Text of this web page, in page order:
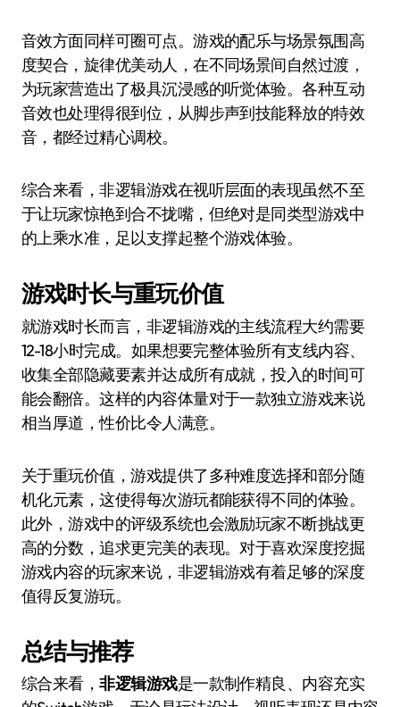
音效方面同样可圈可点。游戏的配乐与场景氛围高
度契合，旋律优美动人，在不同场景间自然过渡，
为玩家营造出了极具沉浸感的听觉体验。各种互动
音效也处理得很到位，从脚步声到技能释放的特效
音，都经过精心调校。
综合来看，非逻辑游戏在视听层面的表现虽然不至
于让玩家惊艳到合不拢嘴，但绝对是同类型游戏中
的上乘水准，足以支撑起整个游戏体验。
游戏时长与重玩价值
就游戏时长而言，非逻辑游戏的主线流程大约需要
12-18小时完成。如果想要完整体验所有支线内容、
收集全部隐藏要素并达成所有成就，投入的时间可
能会翻倍。这样的内容体量对于一款独立游戏来说
相当厚道，性价比令人满意。
关于重玩价值，游戏提供了多种难度选择和部分随
机化元素，这使得每次游玩都能获得不同的体验。
此外，游戏中的评级系统也会激励玩家不断挑战更
高的分数，追求更完美的表现。对于喜欢深度挖掘
游戏内容的玩家来说，非逻辑游戏有着足够的深度
值得反复游玩。
总结与推荐
综合来看，非逻辑游戏是一款制作精良、内容充实